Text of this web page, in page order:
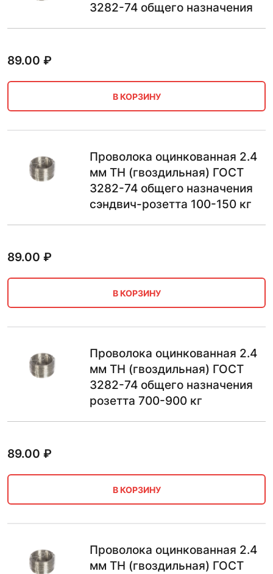
3282-74 общего назначения
89.00 ₽
В КОРЗИНУ
Проволока оцинкованная 2.4
мм ТН (гвоздильная) ГОСТ
3282-74 общего назначения
сэндвич-розетта 100-150 кг
89.00 ₽
В КОРЗИНУ
Проволока оцинкованная 2.4
мм ТН (гвоздильная) ГОСТ
3282-74 общего назначения
розетта 700-900 кг
89.00 ₽
В КОРЗИНУ
Проволока оцинкованная 2.4
мм ТН (гвоздильная) ГОСТ